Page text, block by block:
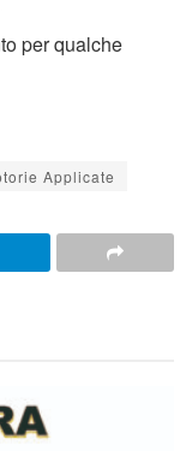
per qualche
Applicate